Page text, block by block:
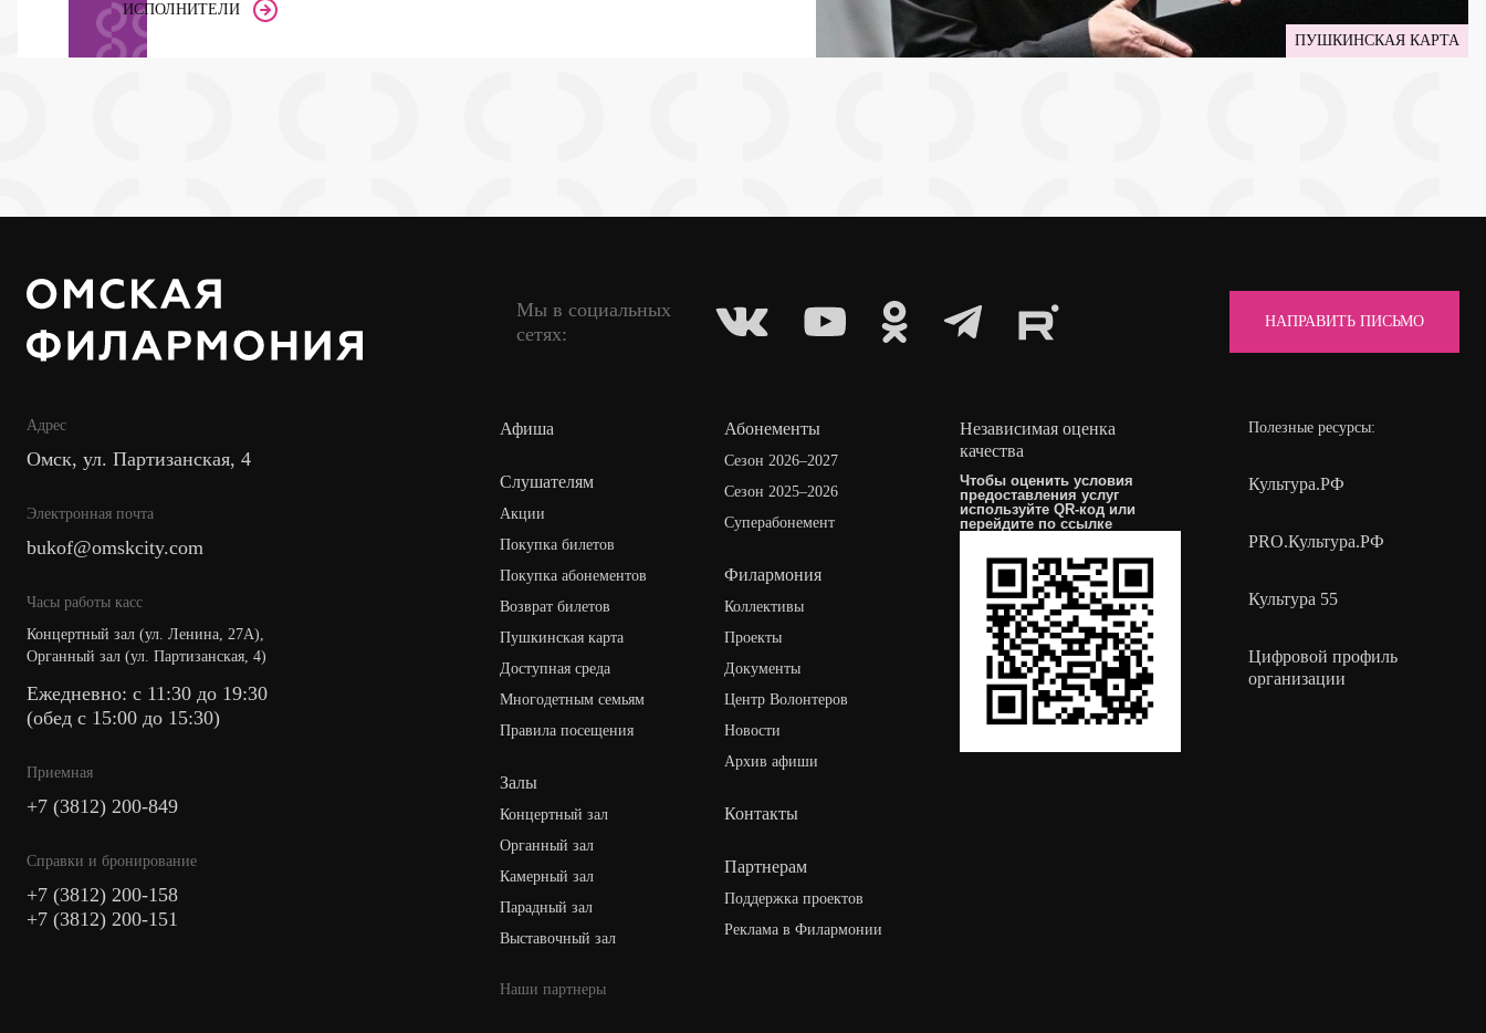
ИСПОЛНИТЕЛИ
ПУШКИНСКАЯ КАРТА
Мы в социальных
сетях:
НАПРАВИТЬ ПИСЬМО
Адрес
Омск, ул. Партизанская, 4
Электронная почта
bukof@omskcity.com
Часы работы касс
Концертный зал (ул. Ленина, 27А),
Органный зал (ул. Партизанская, 4)
Ежедневно: с 11:30 до 19:30
(обед с 15:00 до 15:30)
Приемная
+7 (3812) 200-849
Cправки и бронирование
+7 (3812) 200-158
+7 (3812) 200-151
Афиша
Слушателям
Акции
Покупка билетов
Покупка абонементов
Возврат билетов
Пушкинская карта
Доступная среда
Многодетным семьям
Правила посещения
Залы
Концертный зал
Органный зал
Камерный зал
Парадный зал
Выставочный зал
Абонементы
Сезон 2026–2027
Сезон 2025–2026
Суперабонемент
Филармония
Коллективы
Проекты
Документы
Центр Волонтеров
Новости
Архив афиши
Контакты
Партнерам
Поддержка проектов
Реклама в Филармонии
Независимая оценка
качества
Чтобы оценить условия
предоставления услуг
используйте QR-код или
перейдите поссылке
Полезные ресурсы:
Культура.РФ
PRO.Культура.РФ
Культура 55
Цифровой профиль
организации
Наши партнеры